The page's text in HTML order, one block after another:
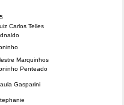
Carlos Telles
Marquinhos
Penteado
Gasparini